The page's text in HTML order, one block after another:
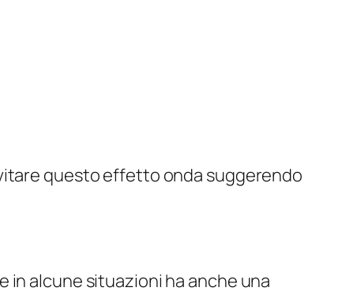
questo effetto onda suggerendo
in alcune situazioni ha anche una